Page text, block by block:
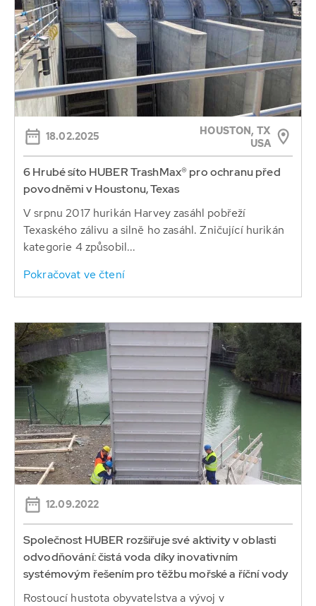
18.02.2025
HOUSTON, TX
USA
6 Hrubé síto HUBER TrashMax® pro ochranu před
povodněmi v Houstonu, Texas
V srpnu 2017 hurikán Harvey zasáhl pobřeží
Texaského zálivu a silně ho zasáhl. Zničující hurikán
kategorie 4 způsobil...
Pokračovat ve čtení
12.09.2022
Společnost HUBER rozšiřuje své aktivity v oblasti
odvodňování: čistá voda díky inovativním
systémovým řešením pro těžbu mořské a říční vody
Rostoucí hustota obyvatelstva a vývoj v